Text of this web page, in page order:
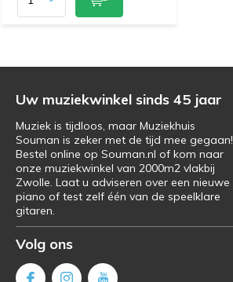
Uw muziekwinkel sinds 45 jaar
Muziek is tijdloos, maar Muziekhuis
Souman is zeker met de tijd mee gegaan!
Bestel online op Souman.nl of kom naar
onze muziekwinkel van 2000m2 vlakbij
Zwolle. Laat u adviseren over een nieuwe
piano of test zelf één van de speelklare
gitaren.
Volg ons